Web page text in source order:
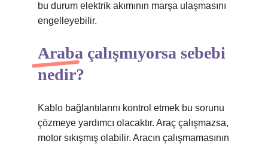
bu durum elektrik akımının marşa ulaşmasını
engelleyebilir.
Araba çalışmıyorsa sebebi
nedir?
Kablo bağlantılarını kontrol etmek bu sorunu
çözmeye yardımcı olacaktır. Araç çalışmazsa,
motor sıkışmış olabilir. Aracın çalışmamasının